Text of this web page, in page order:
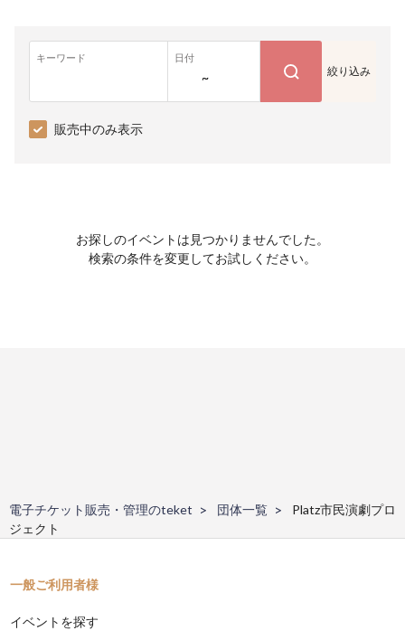
キーワード 日付
~ 絞り込み
販売中のみ表示
お探しのイベントは見つかりませんでした。
検索の条件を変更してお試しください。
電子チケット販売・管理のteket 団体一覧
Platz市民演劇プロ
ジェクト
一般ご利用者様
イベントを探す